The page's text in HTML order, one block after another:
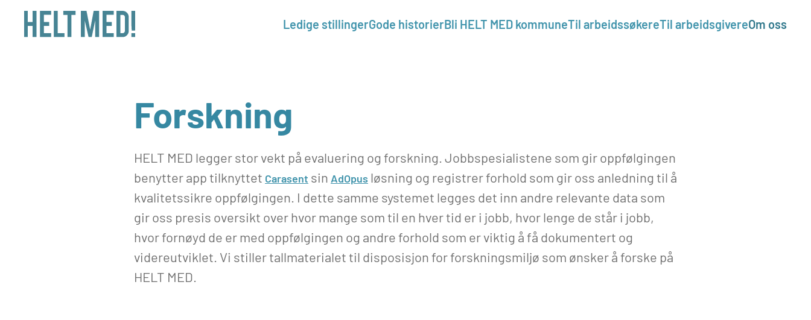
Skip to main content
Ledige stillingerGode historierBli HELT MED kommuneTil arbeidssøkereTil arbeidsgivereOm oss
Forskning
HELT MED legger stor vekt på evaluering og forskning. Jobbspesialistene som gir oppfølgingen
benytter app tilknyttet Carasent sin AdOpus løsning og registrer forhold som gir oss anledning til å
kvalitetssikre oppfølgingen. I dette samme systemet legges det inn andre relevante data som
gir oss presis oversikt over hvor mange som til en hver tid er i jobb, hvor lenge de står i jobb,
hvor fornøyd de er med oppfølgingen og andre forhold som er viktig å få dokumentert og
videreutviklet. Vi stiller tallmaterialet til disposisjon for forskningsmiljø som ønsker å forske på
HELT MED.